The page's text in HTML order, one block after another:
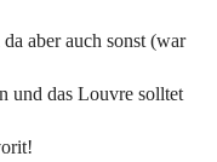
aber auch sonst (war
und das Louvre solltet